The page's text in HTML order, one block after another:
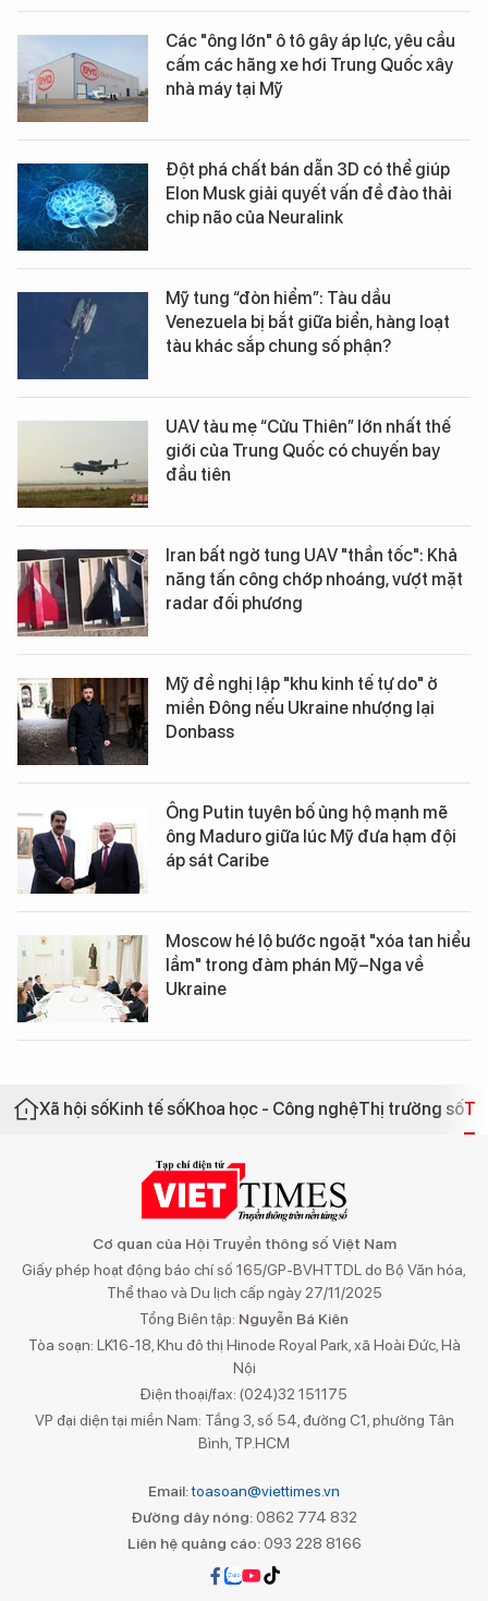
Các "ông lớn" ô tô gây áp lực, yêu cầu
cấm các hãng xe hơi Trung Quốc xây
nhà máy tại Mỹ
Đột phá chất bán dẫn 3D có thể giúp
Elon Musk giải quyết vấn đề đào thải
chip não của Neuralink
Mỹ tung “đòn hiểm”: Tàu dầu
Venezuela bị bắt giữa biển, hàng loạt
tàu khác sắp chung số phận?
UAV tàu mẹ “Cửu Thiên” lớn nhất thế
giới của Trung Quốc có chuyến bay
đầu tiên
Iran bất ngờ tung UAV "thần tốc": Khả
năng tấn công chớp nhoáng, vượt mặt
radar đối phương
Mỹ đề nghị lập "khu kinh tế tự do" ở
miền Đông nếu Ukraine nhượng lại
Donbass
Ông Putin tuyên bố ủng hộ mạnh mẽ
ông Maduro giữa lúc Mỹ đưa hạm đội
áp sát Caribe
Moscow hé lộ bước ngoặt "xóa tan hiểu
lầm" trong đàm phán Mỹ–Nga về
Ukraine
Xã hội sốKinh tế sốKhoa học - Công nghệThị trường số
Cơ quan của Hội Truyền thông số Việt Nam
Giấy phép hoạt động báo chí số 165/GP-BVHTTDL do Bộ Văn hóa,
Thể thao và Du lịch cấp ngày 27/11/2025
Tổng Biên tập: Nguyễn Bá Kiên
Tòa soạn: LK16-18, Khu đô thị Hinode Royal Park, xã Hoài Đức, Hà
Nội
Điện thoại/fax: (024)32 151175
VP đại diện tại miền Nam: Tầng 3, số 54, đường C1, phường Tân
Bình, TP.HCM
Email:toasoan@viettimes.vn
Đường dây nóng: 0862 774 832
Liên hệ quảng cáo:093 228 8166